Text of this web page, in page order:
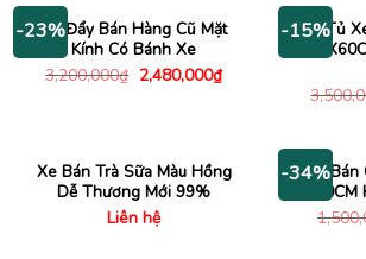
1,780,000₫.
-23%Xe Đẩy Bán Hàng Cũ Mặt
Kính Có Bánh Xe
3,200,000₫ Giá
gốc
2,480,000₫Giá
hiện
-15%Tủ
Xe Bán Trà Sữa Màu Hồng
Dễ Thương Mới 99%
Liên hệ
-34%Xe Bán